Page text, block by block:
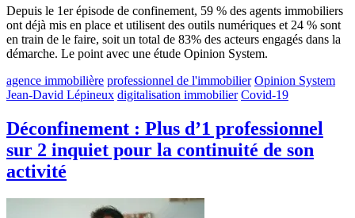
Depuis le 1er épisode de confinement, 59 % des agents immobiliers
ont déjà mis en place et utilisent des outils numériques et 24 % sont
en train de le faire, soit un total de 83% des acteurs engagés dans la
démarche. Le point avec une étude Opinion System.
agence immobilière professionnel de l'immobilier Opinion System
Jean-David Lépineux digitalisation immobilier Covid-19
Déconfinement : Plus d’1 professionnel
sur 2 inquiet pour la continuité de son
activité